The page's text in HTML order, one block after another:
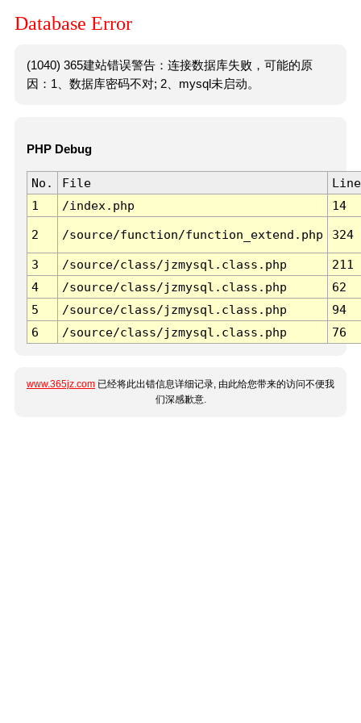
Database Error
(1040) 365建站错误警告：连接数据库失败，可能的原
因：1、数据库密码不对; 2、mysql未启动。
PHP Debug
No. File
Line
1
/index.php 14
2 /source/function/function_extend.php 324
3 /source/class/jzmysql.class.php
211
4
/source/class/jzmysql.class.php
62
5
/source/class/jzmysql.class.php
94
6
/source/class/jzmysql.class.php 76
www.365jz.com 已经将此出错信息详细记录, 由此给您带来的访问不便我
们深感歉意.